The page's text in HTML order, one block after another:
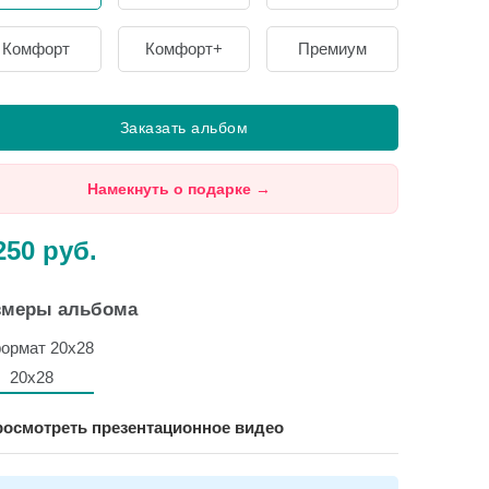
Комфорт Комфорт+ Премиум
Заказать альбом
Намекнуть о подарке →
руб.
альбома
20х28
презентационное видео